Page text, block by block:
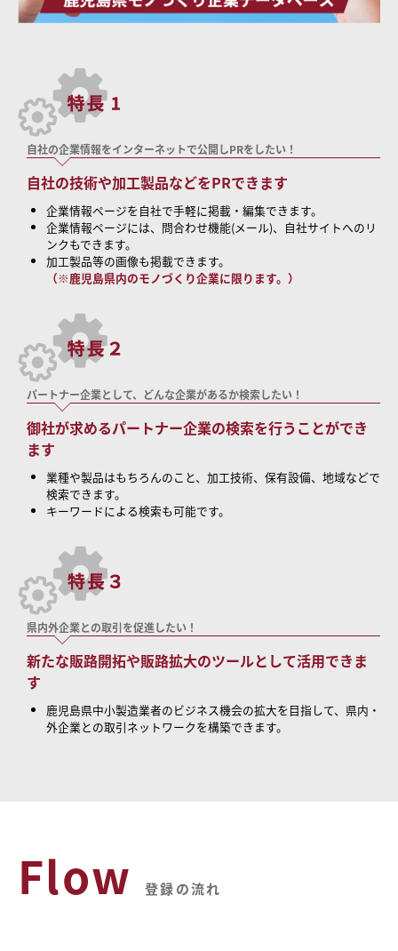
自社の企業情報をインターネットで公開しPRをしたい！
自社の技術や加工製品などをPRできます
企業情報ページを自社で手軽に掲載・編集できます。
企業情報ページには、問合わせ機能(メール)、自社サイトへのリ
ンクもできます。
加工製品等の画像も掲載できます。
（※鹿児島県内のモノづくり企業に限ります。）
パートナー企業として、どんな企業があるか検索したい！
御社が求めるパートナー企業の検索を行うことができ
ます
業種や製品はもちろんのこと、加工技術、保有設備、地域などで
検索できます。
キーワードによる検索も可能です。
県内外企業との取引を促進したい！
新たな販路開拓や販路拡大のツールとして活用できま
す
鹿児島県中小製造業者のビジネス機会の拡大を目指して、県内・
外企業との取引ネットワークを構築できます。
Flow 登録の流れ